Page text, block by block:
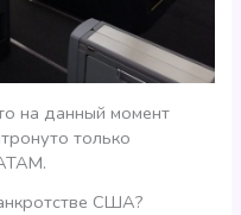
на данный момент
только
США?